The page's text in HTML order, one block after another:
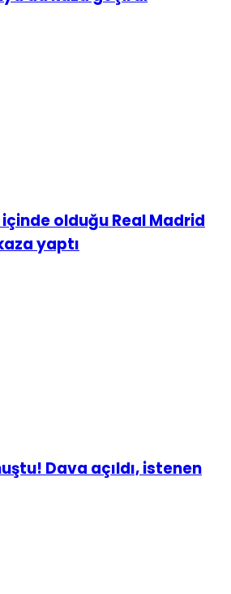
olduğu Real Madrid
yaptı
Dava açıldı, istenen